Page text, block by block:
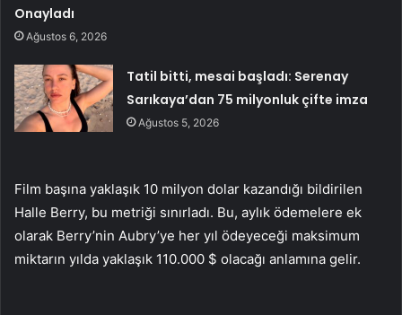
Onayladı
Ağustos 6, 2026
Tatil bitti, mesai başladı: Serenay
Sarıkaya’dan 75 milyonluk çifte imza
Ağustos 5, 2026
Film başına yaklaşık 10 milyon dolar kazandığı bildirilen
Halle Berry, bu metriği sınırladı. Bu, aylık ödemelere ek
olarak Berry’nin Aubry’ye her yıl ödeyeceği maksimum
miktarın yılda yaklaşık 110.000 $ olacağı anlamına gelir.